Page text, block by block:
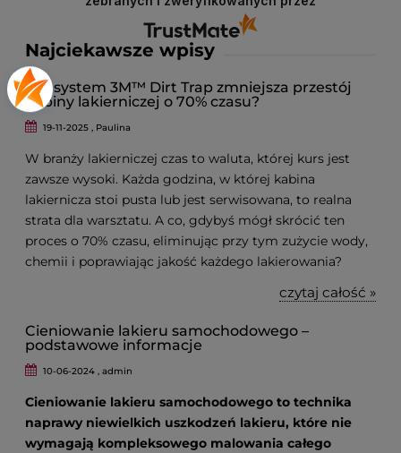
najwyższą jakość obsługi i asortymentu, dlatego
każda taka opinia jest dla nas cenna. Dzięki
Twojemu feedbackowi możemy jeszcze lepiej
dostosować nasze usługi do potrzeb naszych
klientów. Zapraszamy ponownie!
Najciekawsze wpisy
Jak system 3M™ Dirt Trap zmniejsza przestój
kabiny lakierniczej o 70% czasu?
19-11-2025 , Paulina
W branży lakierniczej czas to waluta, której kurs jest
zawsze wysoki. Każda godzina, w której kabina
lakiernicza stoi pusta lub jest serwisowana, to realna
strata dla warsztatu. A co, gdybyś mógł skrócić ten
proces o 70% czasu, eliminując przy tym zużycie wody,
chemii i poprawiając jakość każdego lakierowania?
czytaj całość »
Cieniowanie lakieru samochodowego –
podstawowe informacje
10-06-2024 , admin
Cieniowanie lakieru samochodowego to technika
naprawy niewielkich uszkodzeń lakieru, które nie
wymagają kompleksowego malowania całego